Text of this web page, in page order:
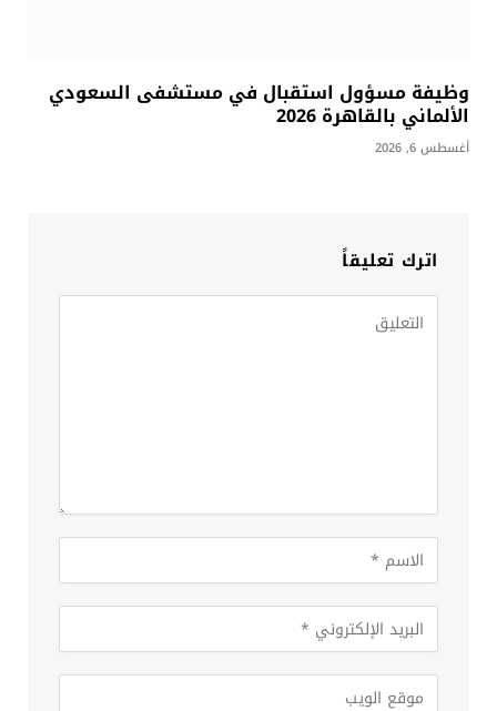
وظيفة مسؤول استقبال في مستشفى السعودي
الألماني بالقاهرة 2026
أغسطس 6, 2026
اترك تعليقاً